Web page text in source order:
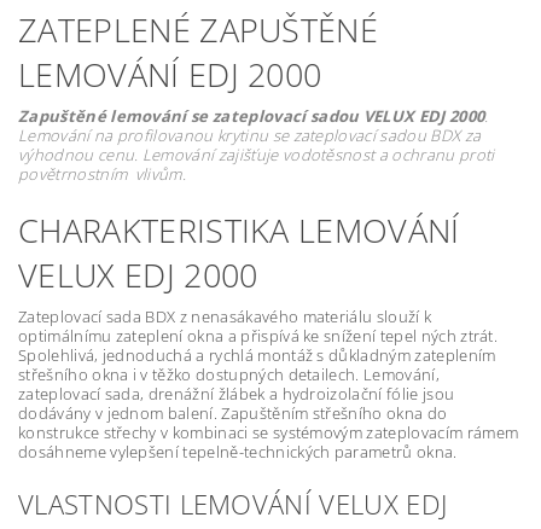
ZATEPLENÉ ZAPUŠTĚNÉ
LEMOVÁNÍ EDJ 2000
Zapuštěné lemování se zateplovací sadou VELUX EDJ 2000.
Lemování na profilovanou krytinu se zateplovací sadou BDX za
výhodnou cenu. Lemování zajišťuje vodotěsnost a ochranu proti
povětrnostním vlivům.
CHARAKTERISTIKA LEMOVÁNÍ
VELUX EDJ 2000
Zateplovací sada BDX z nenasákavého materiálu slouží k
optimálnímu zateplení okna a přispívá ke snížení tepel ných ztrát.
Spolehlivá, jednoduchá a rychlá montáž s důkladným zateplením
střešního okna i v těžko dostupných detailech. Lemování,
zateplovací sada, drenážní žlábek a hydroizolační fólie jsou
dodávány v jednom balení. Zapuštěním střešního okna do
konstrukce střechy v kombinaci se systémovým zateplovacím rámem
dosáhneme vylepšení tepelně-technických parametrů okna.
VLASTNOSTI LEMOVÁNÍ VELUX EDJ